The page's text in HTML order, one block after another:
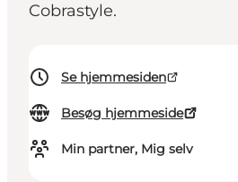
Cobrastyle.
Se hjemmesiden
Besøg hjemmeside
Min partner, Mig selv